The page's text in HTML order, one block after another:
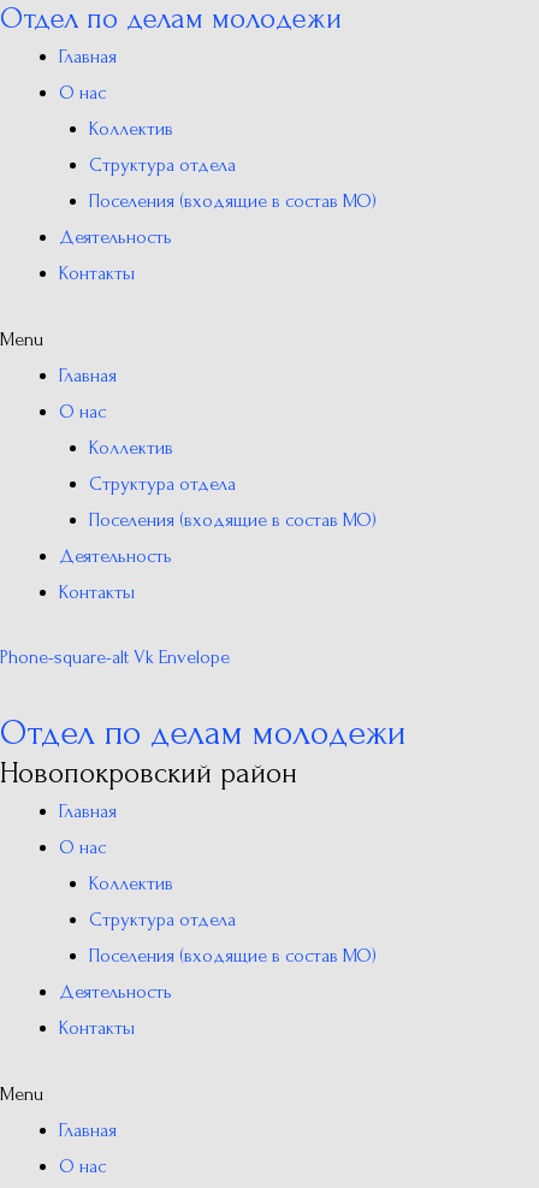
Перейти
содержимому
Отдел по делам молодежи
Главная
О нас
Коллектив
Структура отдела
Поселения (входящие в состав МО)
Деятельность
Контакты
Menu
Главная
О нас
Коллектив
Структура отдела
Поселения (входящие в состав МО)
Деятельность
Контакты
Phone-square-alt Vk Envelope
Отдел по делам молодежи
Новопокровский район
Главная
О нас
Коллектив
Структура отдела
Поселения (входящие в состав МО)
Деятельность
Контакты
Menu
Главная
О нас